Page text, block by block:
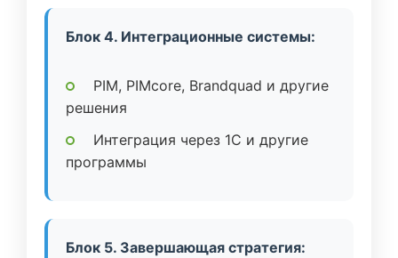
Блок 4. Интеграционные системы:
PIM, PIMcore, Brandquad и другие
решения
Интеграция через 1C и другие
программы
Блок 5. Завершающая стратегия: